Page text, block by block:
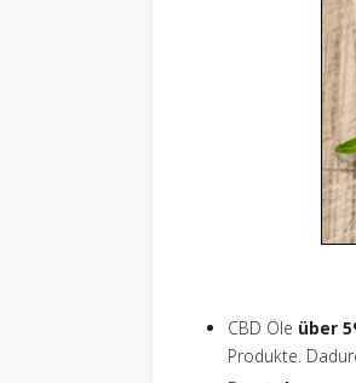
CBD Öle über
Produkte.